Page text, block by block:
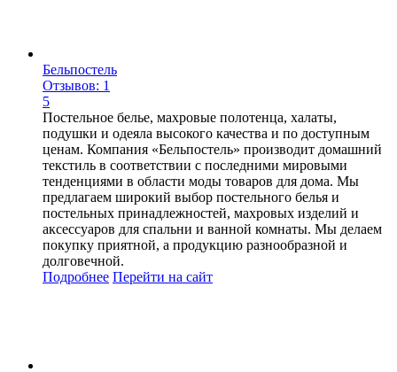
Бельпостель
Отзывов: 1
5
Постельное белье, махровые полотенца, халаты,
подушки и одеяла высокого качества и по доступным
ценам. Компания «Бельпостель» производит домашний
текстиль в соответствии с последними мировыми
тенденциями в области моды товаров для дома. Мы
предлагаем широкий выбор постельного белья и
постельных принадлежностей, махровых изделий и
аксессуаров для спальни и ванной комнаты. Мы делаем
покупку приятной, а продукцию разнообразной и
долговечной.
Подробнее Перейти на сайт